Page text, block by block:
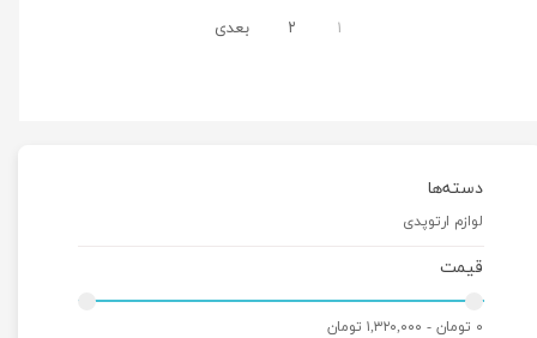
دسته‌ها
لوازم ارتوپدی
قیمت
۰ تومان - ۱,۳۲۰,۰۰۰ تومان
۱ ۲ بعدی